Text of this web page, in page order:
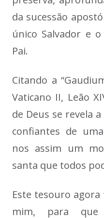
da sucessão
único Salvador e
Pai.
Citando a
Vaticano II, Leão
de Deus se revela
confiantes de
nos assim um
santa que todos
Este tesouro
mim, para